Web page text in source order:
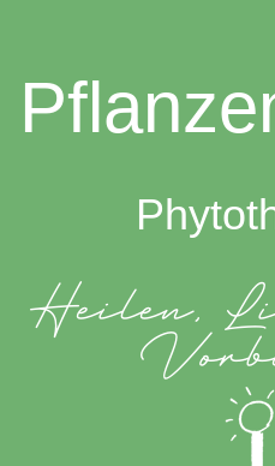
Heilen,